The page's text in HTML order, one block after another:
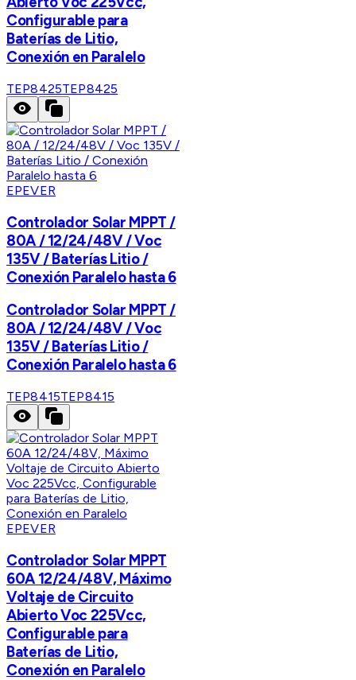
Configurable para
Baterías de Litio,
Conexión en Paralelo
TEP8425TEP8425
EPEVER
Controlador Solar MPPT /
80A / 12/24/48V / Voc
135V / Baterías Litio /
Conexión Paralelo hasta 6
Controlador Solar MPPT /
80A / 12/24/48V / Voc
135V / Baterías Litio /
Conexión Paralelo hasta 6
TEP8415TEP8415
EPEVER
Controlador Solar MPPT
60A 12/24/48V, Máximo
Voltaje de Circuito
Abierto Voc 225Vcc,
Configurable para
Baterías de Litio,
Conexión en Paralelo